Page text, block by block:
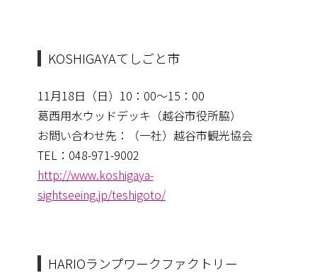
KOSHIGAYAてしごと市
11月18日（日）10：00〜15：00
葛西用水ウッドデッキ（越谷市役所脇）
お問い合わせ先：（一社）越谷市観光協会
TEL：048-971-9002
http://www.koshigaya-
sightseeing.jp/teshigoto/
HARIOランプワークファクトリー